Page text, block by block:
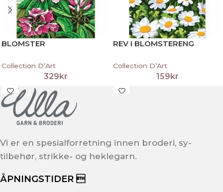
BLOMSTER
Collection D’Art
329kr
REV I BLOMSTERENG
Collection D’Art
159kr
Vi er en spesialforretning innen broderi, sy-
tilbehør, strikke- og heklegarn.
ÅPNINGSTIDER 